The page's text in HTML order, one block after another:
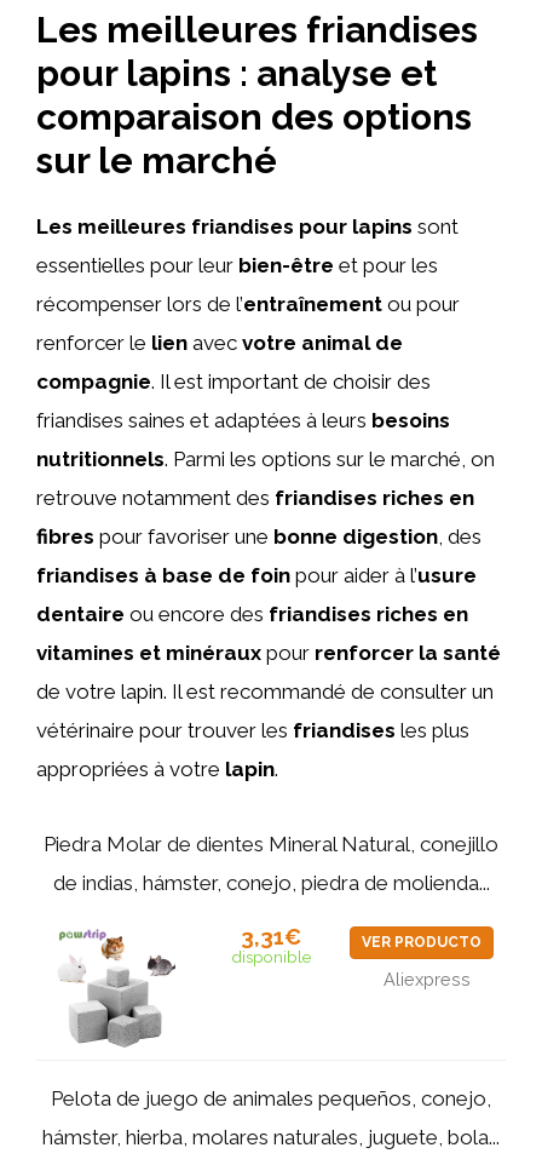
Les meilleures friandises
pour lapins : analyse et
comparaison des options
sur le marché
Les meilleures friandises pour lapins sont
essentielles pour leur bien-être et pour les
récompenser lors de l’entraînement ou pour
renforcer le lien avec votre animal de
compagnie. Il est important de choisir des
friandises saines et adaptées à leurs besoins
nutritionnels. Parmi les options sur le marché, on
retrouve notamment des friandises riches en
fibres pour favoriser une bonne digestion , des
friandises à base de foin pour aider à l’usure
dentaire ou encore des friandises riches en
vitamines et minéraux pour renforcer la santé
de votre lapin. Il est recommandé de consulter un
vétérinaire pour trouver les friandises les plus
appropriées à votre lapin.
Piedra Molar de dientes Mineral Natural, conejillo
de indias, hámster, conejo, piedra de molienda...
3,31€
disponible
VER PRODUCTO
Aliexpress
Pelota de juego de animales pequeños, conejo,
hámster, hierba, molares naturales, juguete, bola...